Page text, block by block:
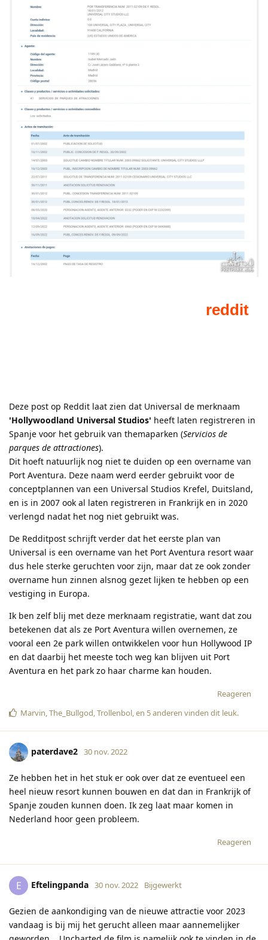
Deze post op Reddit laat zien dat Universal de merknaam
'Hollywoodland Universal Studios' heeft laten registreren in
Spanje voor het gebruik van themaparken (Servicios de
parques de attractiones).
Dit hoeft natuurlijk nog niet te duiden op een overname van
Port Aventura. Deze naam werd eerder gebruikt voor de
conceptplannen van een Universal Studios Krefel, Duitsland,
en is in 2007 ook al laten registreren in Frankrijk en in 2020
verlengd nadat het nog niet gebruikt was.
De Redditpost schrijft verder dat het eerste plan van
Universal is een overname van het Port Aventura resort waar
dus hele sterke geruchten voor zijn, maar dat ze ook zonder
overname hun zinnen alsnog gezet lijken te hebben op een
vestiging in Europa.
Ik ben zelf blij met deze merknaam registratie, want dat zou
betekenen dat als ze Port Aventura willen overnemen, ze
vooral een 2e park willen ontwikkelen voor hun Hollywood IP
en dat daarbij het meeste toch weg kan blijven uit Port
Aventura en het park zo haar charme kan houden.
Reageren
Marvin,The_Bullgod,Trollenbol, en 5anderen vinden dit leuk.
paterdave2 30 nov. 2022
Ze hebben het in het stuk er ook over dat ze eventueel een
heel nieuw resort kunnen bouwen en dat dan in Frankrijk of
Spanje zouden kunnen doen. Ik zeg laat maar komen in
Nederland hoor geen probleem.
Reageren
E Eftelingpanda 30 nov. 2022 Bijgewerkt
Gezien de aankondiging van de nieuwe attractie voor 2023
vandaag is bij mij het gerucht alleen maar aannemelijker